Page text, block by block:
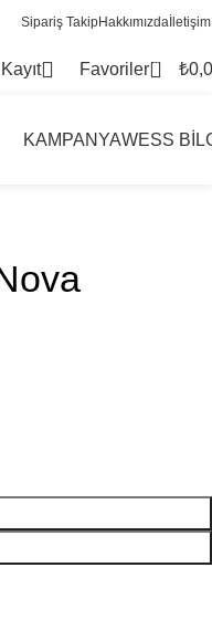
Sipariş TakipHakkımızda İletişim
Favoriler 0 ₺
KAMPANYAWESS